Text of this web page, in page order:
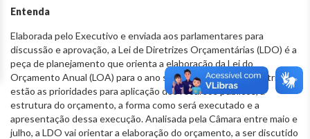
Entenda
Elaborada pelo Executivo e enviada aos parlamentares para
discussão e aprovação, a Lei de Diretrizes Orçamentárias (LDO) é a
peça de planejamento que orienta a elaboração da Lei do
Orçamento Anual (LOA) para o ano seguinte. Dentre as diretrizes
estão as prioridades para aplicação dos recursos públicos, a
estrutura do orçamento, a forma como será executado e a
apresentação dessa execução. Analisada pela Câmara entre maio e
julho, a LDO vai orientar a elaboração do orçamento, a ser discutido